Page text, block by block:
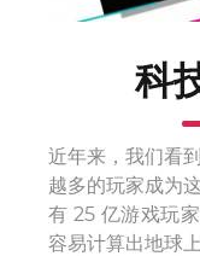
科
近年来，我们看
越多的玩家成为
有 25 亿游戏玩
容易计算出地球